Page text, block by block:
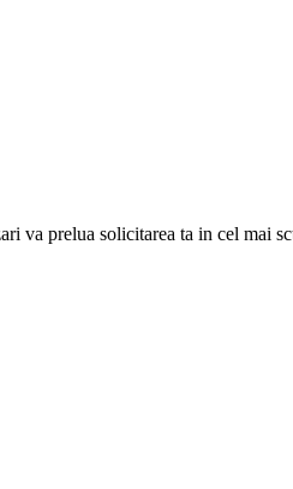
va prelua solicitarea ta in cel mai